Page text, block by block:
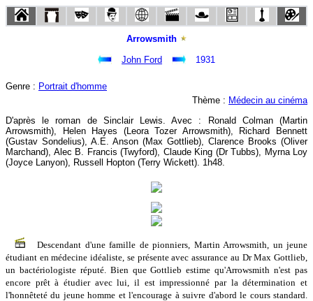
Arrowsmith
John Ford
1931
Genre : Portrait d'homme
Thème : Médecin au cinéma
D'après le roman de Sinclair Lewis. Avec : Ronald Colman (Martin
Arrowsmith), Helen Hayes (Leora Tozer Arrowsmith), Richard Bennett
(Gustav Sondelius), A.E. Anson (Max Gottlieb), Clarence Brooks (Oliver
Marchand), Alec B. Francis (Twyford), Claude King (Dr Tubbs), Myrna Loy
(Joyce Lanyon), Russell Hopton (Terry Wickett). 1h48.
Descendant d'une famille de pionniers, Martin Arrowsmith, un jeune
étudiant en médecine idéaliste, se présente avec assurance au Dr Max Gottlieb,
un bactériologiste réputé. Bien que Gottlieb estime qu'Arrowsmith n'est pas
encore prêt à étudier avec lui, il est impressionné par la détermination et
l'honnêteté du jeune homme et l'encourage à suivre d'abord le cours standard.